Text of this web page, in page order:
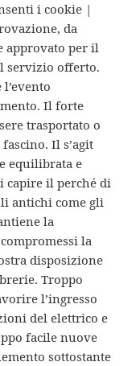
i cookie |
da
approvato per il
servizio offerto.
Il forte
trasportato o
Il s’agit
equilibrata e
capire il perché di
antichi come gli
la
la
disposizione
Troppo
l’ingresso
del elettrico e
facile nuove
sottostante